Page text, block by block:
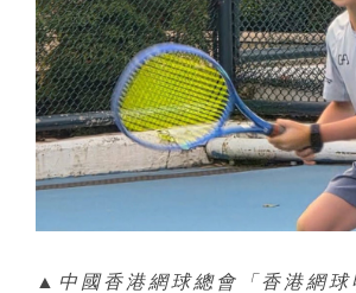
▲中國香港網球總會「香港網球